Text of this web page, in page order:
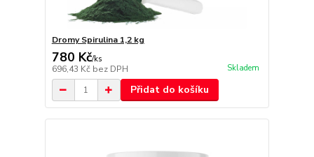
Dromy Spirulina 1,2 kg
780 Kč/ks
696,43 Kč bez DPH Skladem
Přidat do košíku